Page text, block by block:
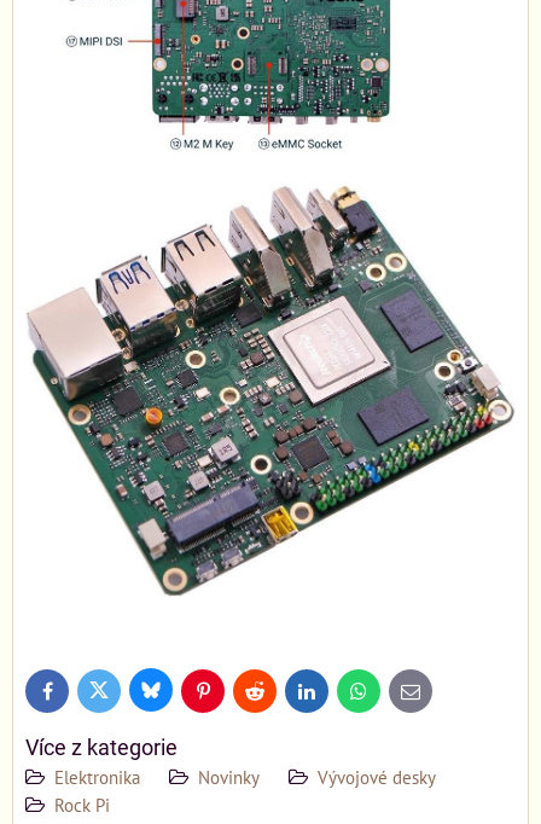
FacebookTwitter BlueskyPinterestReddit LinkedInWhatsApp
E-
mail
Více z kategorie
Elektronika Novinky
Vývojové desky
Rock Pi